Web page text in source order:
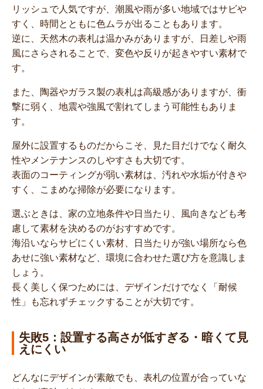
リッシュで人気ですが、潮風や雨が多い地域ではサビや
すく、時間とともに色ムラが出ることもあります。
逆に、天然木の表札は温かみがありますが、日差しや雨
風にさらされることで、変色や反りが起きやすい素材で
す。
また、陶器やガラス製の表札は高級感がありますが、衝
撃に弱く、地震や強風で割れてしまう可能性もありま
す。
屋外に設置するものだからこそ、見た目だけでなく耐久
性やメンテナンスのしやすさも大切です。
表面のコーティングが弱い素材は、汚れや水垢が付きや
すく、こまめな掃除が必要になります。
選ぶときは、家の立地条件や日当たり、風向きなども考
慮して素材を決めるのがおすすめです。
海沿いならサビにくい素材、日当たりが強い場所なら色
あせに強い素材など、環境に合わせた選び方を意識しま
しょう。
長く美しく保つためには、デザインだけでなく「耐候
性」も忘れずチェックすることが大切です。
失敗5：設置する高さが低すぎる・暗くて見
えにくい
どんなにデザインが素敵でも、表札の位置が合っていな